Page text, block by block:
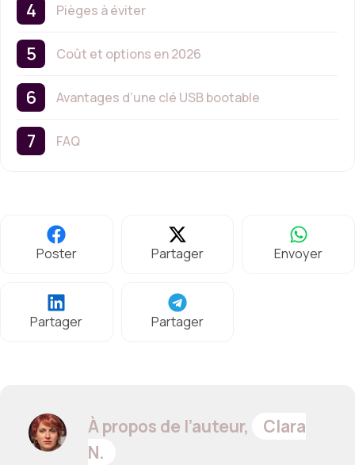
Pièges à éviter
Coût et options en 2026
Avantages d’une clé USB bootable
FAQ
Poster Partager Envoyer
Partager Partager
À propos de l’auteur,
Clara
N.